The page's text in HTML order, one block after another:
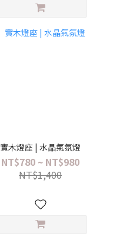
實木燈座 | 水晶氣氛燈
NT$780 ~ NT$980
NT$1,400